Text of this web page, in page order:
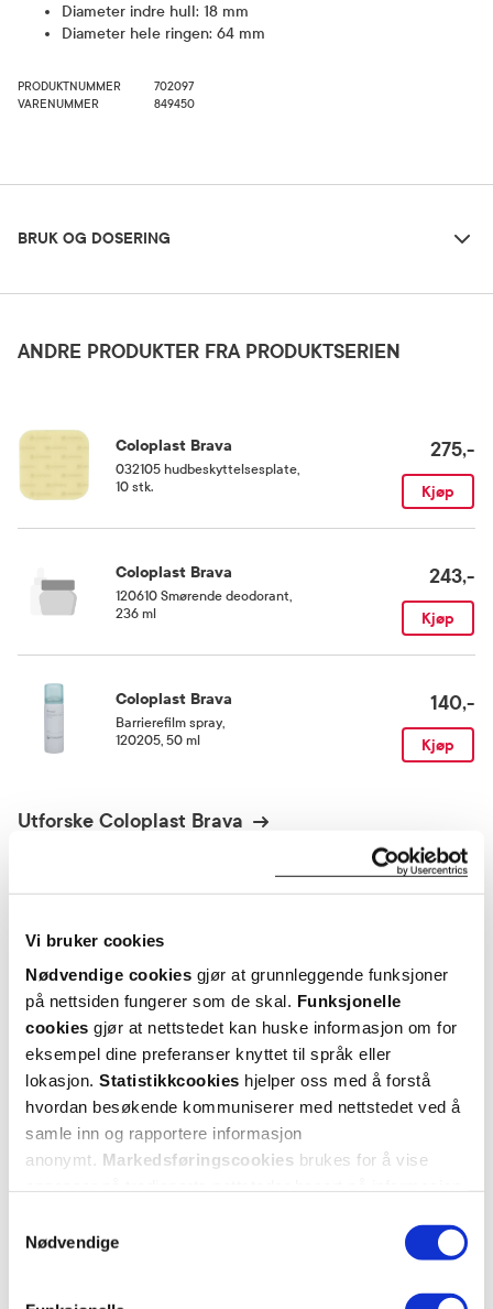
Vi bruker cookies
Nødvendige cookies gjør at grunnleggende funksjoner
på nettsiden fungerer som de skal. Funksjonelle
cookies gjør at nettstedet kan huske informasjon om for
eksempel dine preferanser knyttet til språk eller
lokasjon. Statistikkcookies hjelper oss med å forstå
hvordan besøkende kommuniserer med nettstedet ved å
samle inn og rapportere informasjon
anonymt. Markedsføringscookies brukes for å vise
Nødvendige
Diameter indre hull: 18 mm
Diameter hele ringen: 64 mm
PRODUKTNUMMER
702097
VARENUMMER
849450
BRUK OG DOSERING
Rom (15-25 grader)
Medisinsk utstyr
ANDRE PRODUKTER FRA PRODUKTSERIEN
Coloplast Brava
032105 hudbeskyttelsesplate
10 stk.
275,-
Kjøp
Coloplast Brava
120610 Smørende deodorant
236 ml
243,-
Kjøp
Coloplast Brava
Barrierefilm spray
120205, 50 ml
140,-
Kjøp
Utforske Coloplast Brava
Coloplast Brava
hudbeskyttelsesplate
10 stk.
Coloplast Brava